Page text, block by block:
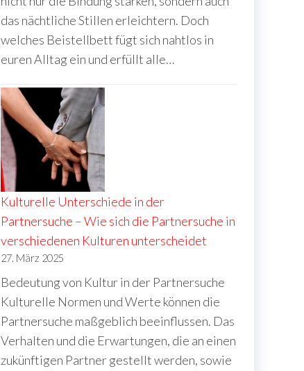
das nächtliche Stillen erleichtern. Doch
welches Beistellbett fügt sich nahtlos in
euren Alltag ein und erfüllt alle…
Kulturelle Unterschiede in der
Partnersuche – Wie sich die Partnersuche in
verschiedenen Kulturen unterscheidet
27. März 2025
Bedeutung von Kultur in der Partnersuche
Kulturelle Normen und Werte können die
Partnersuche maßgeblich beeinflussen. Das
Verhalten und die Erwartungen, die an einen
zukünftigen Partner gestellt werden, sowie